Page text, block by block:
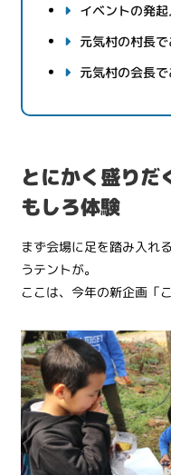
イベントの発
元気村の村長
元気村の会長
とにかく盛りだ
もしろ体験
まず会場に足を踏み入れ
うテントが。
ここは、今年の新企画「